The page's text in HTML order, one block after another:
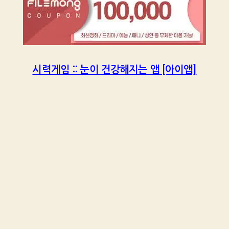
시력게임 :: 눈이 건강해지는 앱 [아이앱]